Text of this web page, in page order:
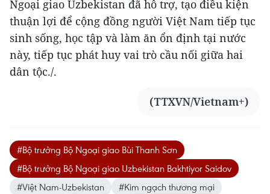
Ngoại giao Uzbekistan đã hỗ trợ, tạo điều kiện
thuận lợi để cộng đồng người Việt Nam tiếp tục
sinh sống, học tập và làm ăn ổn định tại nước
này, tiếp tục phát huy vai trò cầu nối giữa hai
dân tộc./.
(TTXVN/Vietnam+)
#Bộ trưởng Bộ Ngoại giao Bùi Thanh Sơn
#Bộ trưởng Bộ Ngoại giao Uzbekistan Bakhtiyor Saidov
#Việt Nam-Uzbekistan
#Kim ngạch thương mại